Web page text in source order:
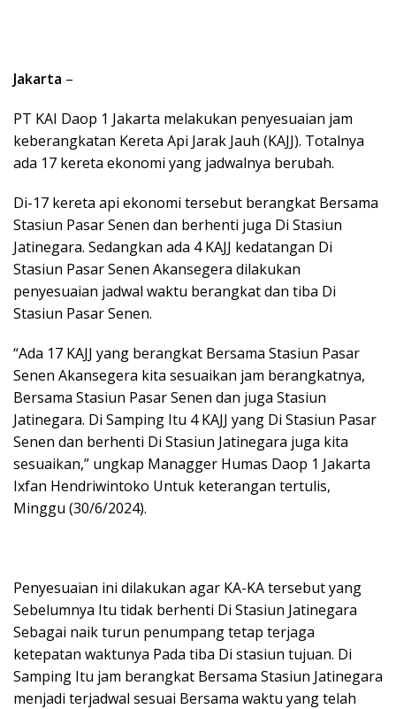
Jakarta –
PT KAI Daop 1 Jakarta melakukan penyesuaian jam
keberangkatan Kereta Api Jarak Jauh (KAJJ). Totalnya
ada 17 kereta ekonomi yang jadwalnya berubah.
Di-17 kereta api ekonomi tersebut berangkat Bersama
Stasiun Pasar Senen dan berhenti juga Di Stasiun
Jatinegara. Sedangkan ada 4 KAJJ kedatangan Di
Stasiun Pasar Senen Akansegera dilakukan
penyesuaian jadwal waktu berangkat dan tiba Di
Stasiun Pasar Senen.
“Ada 17 KAJJ yang berangkat Bersama Stasiun Pasar
Senen Akansegera kita sesuaikan jam berangkatnya,
Bersama Stasiun Pasar Senen dan juga Stasiun
Jatinegara. Di Samping Itu 4 KAJJ yang Di Stasiun Pasar
Senen dan berhenti Di Stasiun Jatinegara juga kita
sesuaikan,” ungkap Managger Humas Daop 1 Jakarta
Ixfan Hendriwintoko Untuk keterangan tertulis,
Minggu (30/6/2024).
Penyesuaian ini dilakukan agar KA-KA tersebut yang
Sebelumnya Itu tidak berhenti Di Stasiun Jatinegara
Sebagai naik turun penumpang tetap terjaga
ketepatan waktunya Pada tiba Di stasiun tujuan. Di
Samping Itu jam berangkat Bersama Stasiun Jatinegara
menjadi terjadwal sesuai Bersama waktu yang telah